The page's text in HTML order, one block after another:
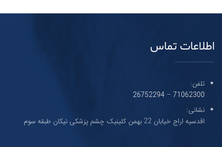
اطلاعات تماس
تلفن:
71062300
–
26752294
نشانی:
اقدسیه اراج خیابان 22 بهمن کلینیک چشم پزشکی نیکان طبقه سوم